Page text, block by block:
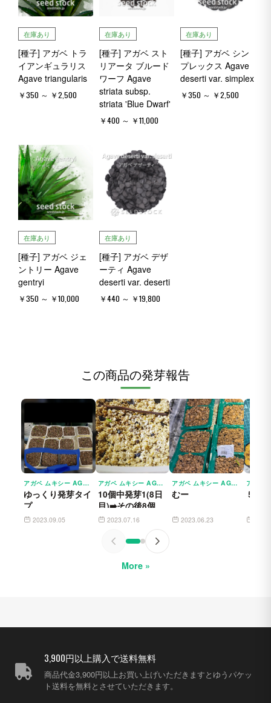
在庫あり
[種子] アガベ トラ
イアンギュラリス
Agave triangularis
￥350 ～ ￥2,500
在庫あり
[種子] アガベ スト
リアータ ブルード
ワーフ Agave
striata subsp.
striata 'Blue Dwarf'
￥400 ～ ￥11,000
在庫あり
[種子] アガベ シン
プレックス Agave
deserti var. simplex
￥350 ～ ￥2,500
在庫あり
[種子] アガベ ジェ
ントリー Agave
gentryi
￥350 ～ ￥10,000
在庫あり
[種子] アガベ デザ
ーティ Agave
deserti var. deserti
￥440 ～ ￥19,800
この商品の発芽報告
アガベ ムキシー AGAVE MUXII
ゆっくり発芽タイ
プ
2023.09.05
アガベ ムキシー AGAVE MUXII
10個中発芽1(8日
目)➡️その後8個発
芽 2023.07.16
アガベ ムキシー AGAVE MUXII
むー
2023.06.23
５月
More »
3,900円以上購入で送料無料
商品代金3,900円以上お買い上げいただきますとゆうパケッ
ト送料を無料とさせていただきます。